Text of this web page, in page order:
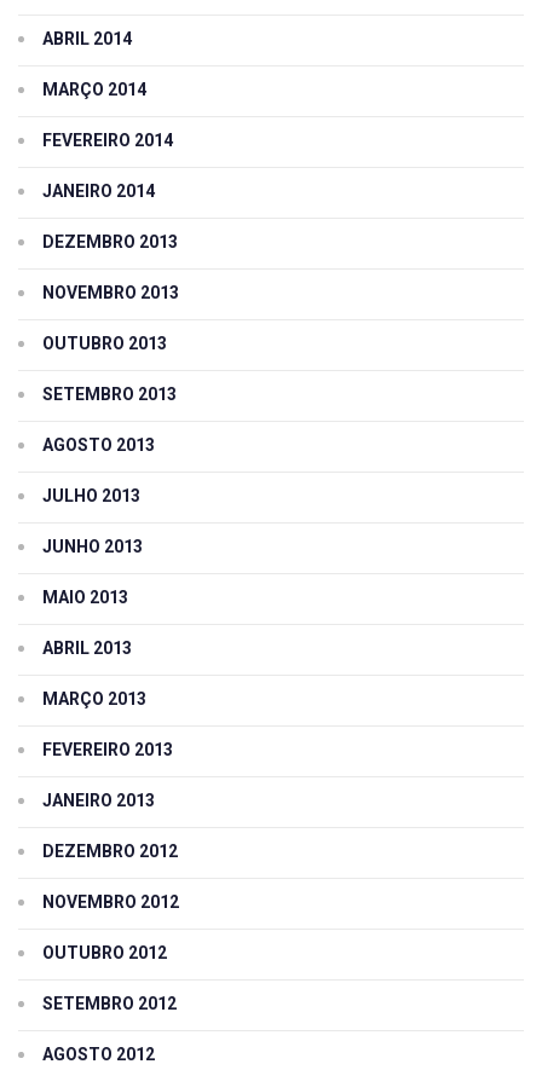
ABRIL 2014
MARÇO 2014
FEVEREIRO 2014
JANEIRO 2014
DEZEMBRO 2013
NOVEMBRO 2013
OUTUBRO 2013
SETEMBRO 2013
AGOSTO 2013
JULHO 2013
JUNHO 2013
MAIO 2013
ABRIL 2013
MARÇO 2013
FEVEREIRO 2013
JANEIRO 2013
DEZEMBRO 2012
NOVEMBRO 2012
OUTUBRO 2012
SETEMBRO 2012
AGOSTO 2012